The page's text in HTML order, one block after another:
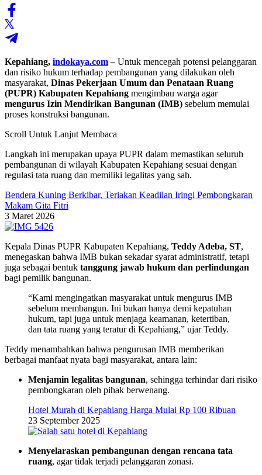
Kepahiang, indokaya.com–Untuk mencegah potensi pelanggaran
dan risiko hukum terhadap pembangunan yang dilakukan oleh
masyarakat, Dinas Pekerjaan Umum dan Penataan Ruang
(PUPR) Kabupaten Kepahiang mengimbau warga agar
mengurus Izin Mendirikan Bangunan (IMB) sebelum memulai
proses konstruksi bangunan.
Scroll Untuk Lanjut Membaca
Langkah ini merupakan upaya PUPR dalam memastikan seluruh
pembangunan di wilayah Kabupaten Kepahiang sesuai dengan
regulasi tata ruang dan memiliki legalitas yang sah.
Bendera Kuning Berkibar, Teriakan Keadilan Iringi Pembongkaran
Makam Gita Fitri
3 Maret 2026
Kepala Dinas PUPR Kabupaten Kepahiang, Teddy Adeba, ST,
menegaskan bahwa IMB bukan sekadar syarat administratif, tetapi
juga sebagai bentuk tanggung jawab hukum dan perlindungan
bagi pemilik bangunan.
“Kami mengingatkan masyarakat untuk mengurus IMB
sebelum membangun. Ini bukan hanya demi kepatuhan
hukum, tapi juga untuk menjaga keamanan, ketertiban,
dan tata ruang yang teratur di Kepahiang,” ujar Teddy.
Teddy menambahkan bahwa pengurusan IMB memberikan
berbagai manfaat nyata bagi masyarakat, antara lain:
Menjamin legalitas bangunan, sehingga terhindar dari risiko
pembongkaran oleh pihak berwenang.
Hotel Murah di Kepahiang Harga Mulai Rp 100 Ribuan
23 September 2025
Menyelaraskan pembangunan dengan rencana tata
ruang, agar tidak terjadi pelanggaran zonasi.